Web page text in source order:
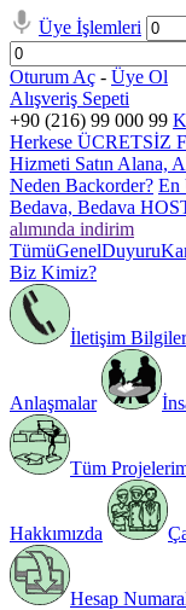
Üye İşlemleri
Oturum Aç - Üye Ol
Alışveriş Sepeti
+90 (216) 99 000 99
Herkese ÜCRETSİZ
Hizmeti Satın Alana,
Neden Backorder? En
Bedava, Bedava
alımında indirim
TümüGenelDuyuru
Biz Kimiz?
İletişim
Anlaşmalar
Tüm
Hakkımızda
Hesap